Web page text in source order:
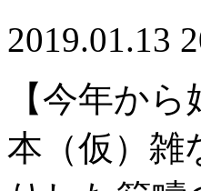
2019.01.13
【今年か
本（仮）